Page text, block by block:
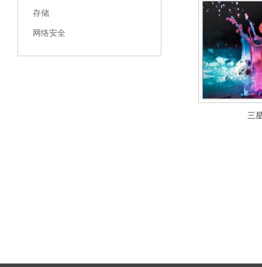
存储
网络安全
三